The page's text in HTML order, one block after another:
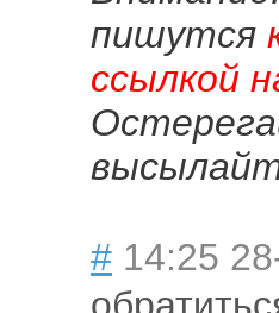
пишутся
ссылкой
# 14:25